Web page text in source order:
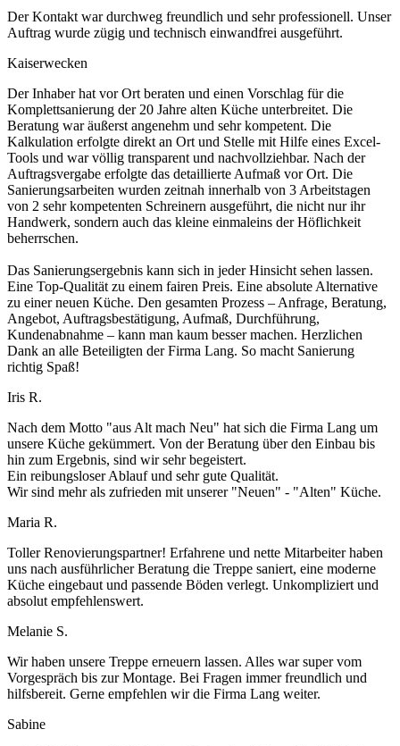
Der Kontakt war durchweg freundlich und sehr professionell. Unser
Auftrag wurde zügig und technisch einwandfrei ausgeführt.
Kaiserwecken
Der Inhaber hat vor Ort beraten und einen Vorschlag für die
Komplettsanierung der 20 Jahre alten Küche unterbreitet. Die
Beratung war äußerst angenehm und sehr kompetent. Die
Kalkulation erfolgte direkt an Ort und Stelle mit Hilfe eines Excel-
Tools und war völlig transparent und nachvollziehbar. Nach der
Auftragsvergabe erfolgte das detaillierte Aufmaß vor Ort. Die
Sanierungsarbeiten wurden zeitnah innerhalb von 3 Arbeitstagen
von 2 sehr kompetenten Schreinern ausgeführt, die nicht nur ihr
Handwerk, sondern auch das kleine einmaleins der Höflichkeit
beherrschen.
Das Sanierungsergebnis kann sich in jeder Hinsicht sehen lassen.
Eine Top-Qualität zu einem fairen Preis. Eine absolute Alternative
zu einer neuen Küche. Den gesamten Prozess – Anfrage, Beratung,
Angebot, Auftragsbestätigung, Aufmaß, Durchführung,
Kundenabnahme – kann man kaum besser machen. Herzlichen
Dank an alle Beteiligten der Firma Lang. So macht Sanierung
richtig Spaß!
Iris R.
Nach dem Motto "aus Alt mach Neu" hat sich die Firma Lang um
unsere Küche gekümmert. Von der Beratung über den Einbau bis
hin zum Ergebnis, sind wir sehr begeistert.
Ein reibungsloser Ablauf und sehr gute Qualität.
Wir sind mehr als zufrieden mit unserer "Neuen" - "Alten" Küche.
Maria R.
Toller Renovierungspartner! Erfahrene und nette Mitarbeiter haben
uns nach ausführlicher Beratung die Treppe saniert, eine moderne
Küche eingebaut und passende Böden verlegt. Unkompliziert und
absolut empfehlenswert.
Melanie S.
Wir haben unsere Treppe erneuern lassen. Alles war super vom
Vorgespräch bis zur Montage. Bei Fragen immer freundlich und
hilfsbereit. Gerne empfehlen wir die Firma Lang weiter.
Sabine